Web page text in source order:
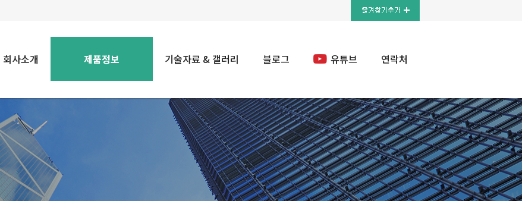
회사소개 제품정보 기술자료 & 갤러리 블로그 유튜브 연락처